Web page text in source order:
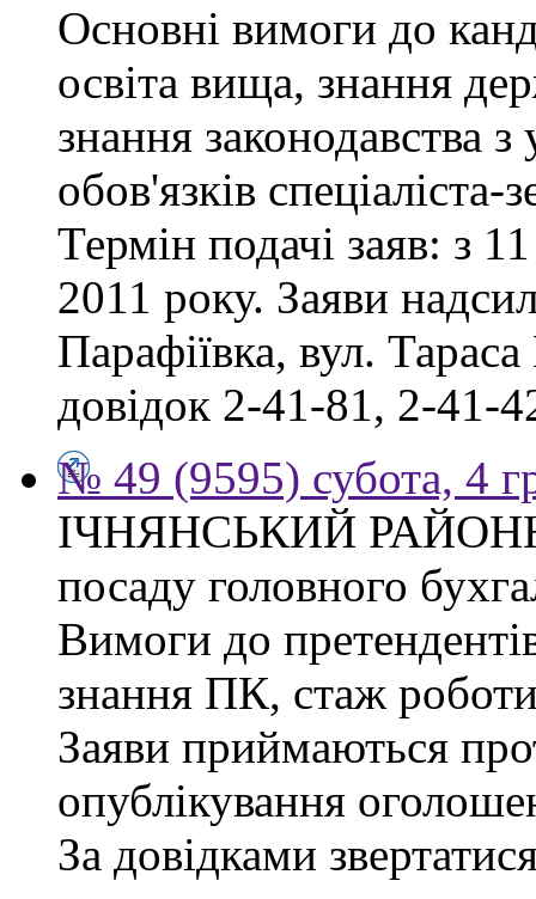
Основні вимоги до
освіта вища, знання
знання законодавства
обов'язків
Термін подачі заяв: з
2011 року. Заяви
Парафіївка, вул.
довідок 2-41-81, 2-41-
№ 49 (9595) субота, 4
ІЧНЯНСЬКИЙ
посаду головного
Вимоги до
знання ПК, стаж
Заяви приймаються
опублікування
За довідками